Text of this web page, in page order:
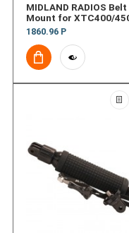
MIDLAND RADIOS Belt
Mount for XTC400/
1860.96 Р